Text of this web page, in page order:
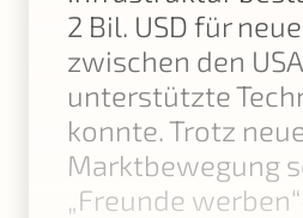
2 Bil. USD für
zwischen den
unterstützte
konnte. Trotz
Marktbewegung
„Freunde